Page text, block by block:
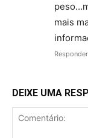
mais
Responder
DEIXE UMA